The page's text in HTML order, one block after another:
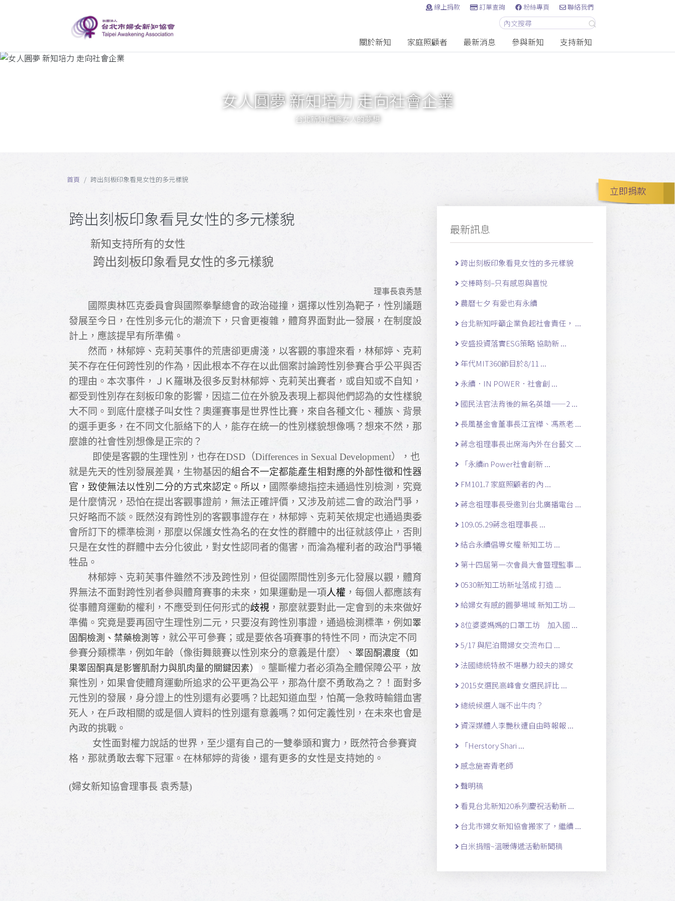
線上捐款 訂單查詢 粉絲專頁 聯絡我們
關於新知 家庭照顧者 最新消息 參與新知 支持新知
立即捐款
女人圓夢 新知培力 走向社會企業
台北新知 編織女人的夢想
首頁 跨出刻板印象看見女性的多元樣貌
跨出刻板印象看見女性的多元樣貌
新知支持所有的女性
跨出刻板印象看見女性的多元樣貌
理事長袁秀慧
國際奧林匹克委員會與國際拳擊總會的政治碰撞，選擇以性別為靶子，性別議題
發展至今日，在性別多元化的潮流下，只會更複雜，體育界面對此一發展，在制度設
計上，應該提早有所準備。
然而，林郁婷、克莉芙事件的荒唐卻更膚淺，以客觀的事證來看，林郁婷、克莉
芙不存在任何跨性別的作為，因此根本不存在以此個案討論跨性別參賽合乎公平與否
的理由。本次事件，ＪＫ羅琳及很多反對林郁婷、克莉芙出賽者，或自知或不自知，
都受到性別存在刻板印象的影響，因這二位在外貌及表現上都與他們認為的女性樣貌
大不同。到底什麼樣子叫女性？奧運賽事是世界性比賽，來自各種文化、種族、背景
的選手更多，在不同文化脈絡下的人，能存在統一的性別樣貌想像嗎？想來不然，那
麼誰的社會性別想像是正宗的？
即使是客觀的生理性別，也存在DSD（Differences in Sexual Development），也
就是先天的性別發展差異，生物基因的組合不一定都能產生相對應的外部性徵和性器
官，致使無法以性別二分的方式來認定。所以， 國際拳總指控未通過性別檢測，究竟
是什麼情況，恐怕在提出客觀事證前，無法正確評價，又涉及前述二會的政治鬥爭，
只好略而不談。既然沒有跨性別的客觀事證存在，林郁婷、克莉芙依規定也通過奧委
會所訂下的標準檢測，那麼以保護女性為名的在女性的群體中的出征就該停止，否則
只是在女性的群體中去分化彼此，對女性認同者的傷害，而淪為權利者的政治鬥爭犧
牲品。
林郁婷、克莉芙事件雖然不涉及跨性別，但從國際間性別多元化發展以觀，體育
界無法不面對跨性別者參與體育賽事的未來，如果運動是一項人權 ，每個人都應該有
從事體育運動的權利，不應受到任何形式的歧視 ，那麼就要對此一定會到的未來做好
準備。究竟是要再固守生理性別二元，只要沒有跨性別事證，通過檢測標準，例如 睪
固酮檢測、禁藥檢測等 ，就公平可參賽；或是要依各項賽事的特性不同，而決定不同
參賽分類標準，例如年齡（像街舞競賽以性別來分的意義是什麼）、 睪固酮濃度（如
果睪固酮真是影響肌耐力與肌肉量的關鍵因素）
。壟斷權力者必須為全體保障公平，放
棄性別，如果會使體育運動所追求的公平更為公平，那為什麼不勇敢為之？！面對多
元性別的發展，身分證上的性別還有必要嗎？比起知道血型，怕萬一急救時輸錯血害
死人，在戶政相關的或是個人資料的性別還有意義嗎？如何定義性別，在未來也會是
內政的挑戰。
女性面對權力說話的世界，至少還有自己的一雙拳頭和實力，既然符合參賽資
格，那就勇敢去奪下冠軍。在林郁婷的背後，還有更多的女性是支持她的。
(婦女新知協會理事長 袁秀慧)
最新訊息
跨出刻板印象看見女性的多元樣貌
交棒時刻–只有感恩與喜悅
農曆七夕 有愛也有永續
台北新知呼籲企業負起社會責任， ...
安盛投資落實ESG策略 協助新 ...
年代MIT360節目於8/11 ...
永續．IN POWER．社會創 ...
國民法官法背後的無名英雄——2 ...
長風基金會董事長江宜樺、馮燕老 ...
蔣念祖理事長出席海內外在台藝文 ...
「永續in Power社會創新 ...
FM101.7 家庭照顧者的內 ...
蔣念祖理事長受邀到台北廣播電台 ...
109.05.29蔣念祖理事長 ...
結合永續倡導女權 新知工坊 ...
第十四屆第一次會員大會暨理監事 ...
0530新知工坊新址落成 打造 ...
給婦女有感的圓夢場域 新知工坊 ...
8位婆婆媽媽的口罩工坊 加入國 ...
5/17 與尼泊爾婦女交流布口 ...
法國總統特赦不堪暴力殺夫的婦女
2015女選民高峰會女選民評比 ...
總統候選人端不出牛肉？
資深媒體人李艷秋遭自由時報報 ...
「Herstory Shari ...
感念施寄青老師
聲明稿
看見台北新知20系列慶祝活動新 ...
台北市婦女新知協會搬家了，繼續 ...
白米捐贈~溫暖傳遞活動新聞稿